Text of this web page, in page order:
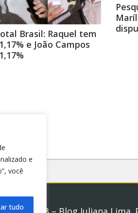
e
você
tudo
Brasil: Raquel tem
e João Campos